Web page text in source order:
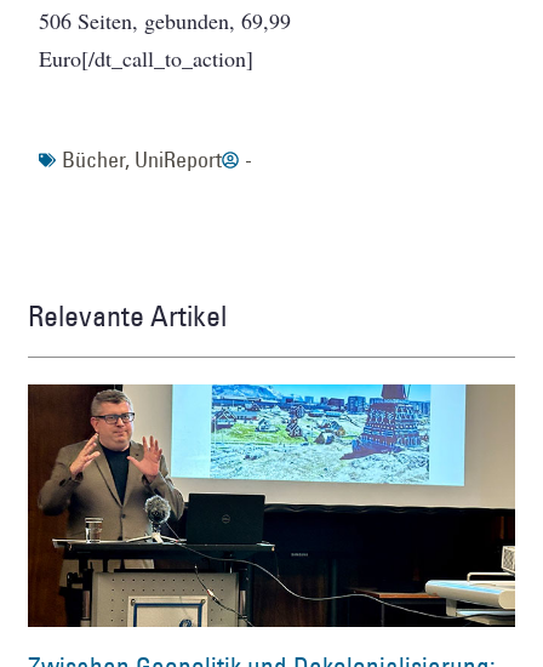
506 Seiten, gebunden, 69,99
Euro[/dt_call_to_action]
Bücher, UniReport -
Relevante Artikel